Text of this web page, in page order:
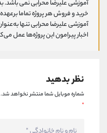
آموزشی علیرضا محرابی نمی
خرید و فروش هر پروژه تماما
آموزشی علیرضا محرابی تنها
اخبار پیرامون این پروژه‌‌ها عمل
نظر بدهید
شماره موبایل شما منتشر نخواهد شد.
*